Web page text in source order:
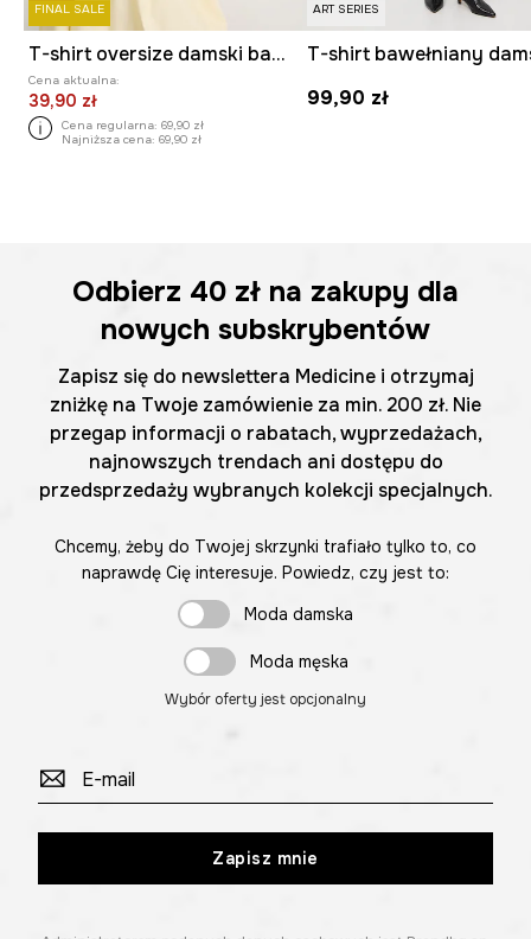
FINAL SALE
T-shirt oversize damski bawełniany z elastanem
Cena aktualna:
39,90 zł
Cena regularna: 69,90 zł
Najniższa cena: 69,90 zł
ART SERIES
99,90 zł
Odbierz 40 zł na zakupy dla
nowych subskrybentów
Zapisz się do newslettera Medicine i otrzymaj
zniżkę na Twoje zamówienie za min. 200 zł. Nie
przegap informacji o rabatach, wyprzedażach,
najnowszych trendach ani dostępu do
przedsprzedaży wybranych kolekcji specjalnych.
Chcemy, żeby do Twojej skrzynki trafiało tylko to, co
naprawdę Cię interesuje. Powiedz, czy jest to:
Moda damska
Moda męska
Wybór oferty jest opcjonalny
Zapisz mnie